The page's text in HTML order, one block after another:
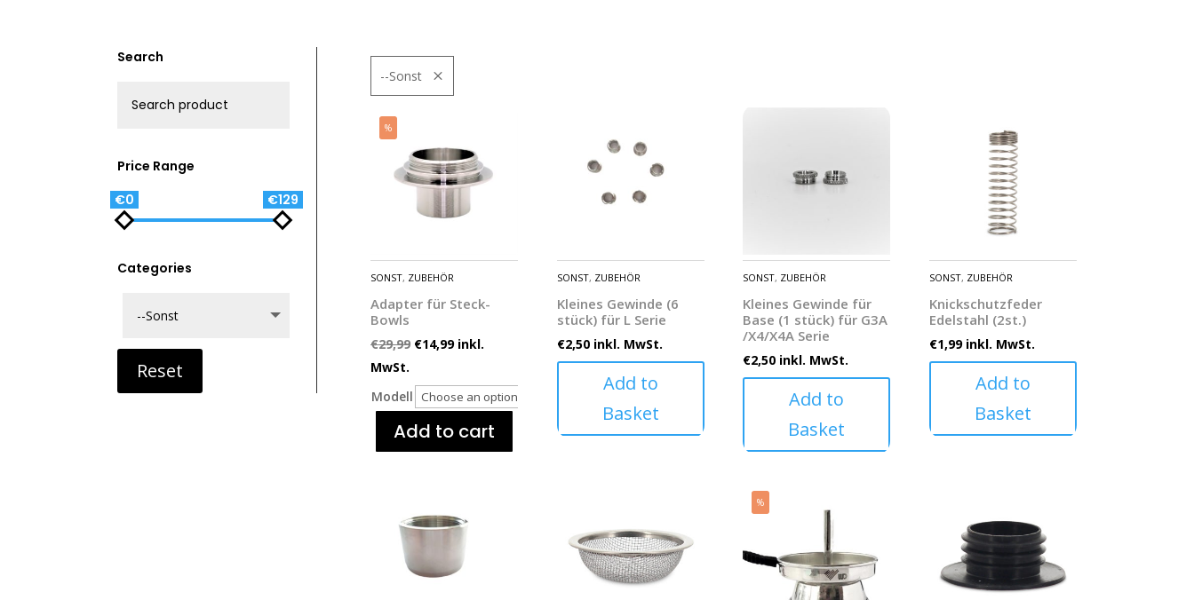
Search
Price Range
€0
€129
Categories
Reset
--Sonst
%
SONST, ZUBEHÖR
Adapter für Steck-
Bowls
€29,99 €14,99 inkl.
MwSt.
Modell
Add to cart
SONST, ZUBEHÖR
Kleines Gewinde (6
stück) für L Serie
€2,50 inkl. MwSt.
Add to
Basket
SONST, ZUBEHÖR
Kleines Gewinde für
Base (1 stück) für G3A
/X4/X4A Serie
€2,50 inkl. MwSt.
Add to
Basket
SONST, ZUBEHÖR
Knickschutzfeder
Edelstahl (2st.)
€1,99 inkl. MwSt.
Add to
Basket
%